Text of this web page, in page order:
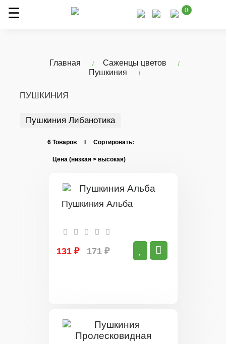
0
Главная
Саженцы цветов
Пушкиния
ПУШКИНИЯ
Пушкиния Либанотика
6 Товаров I Сортировать:
Пушкиния Альба
131 ₽ 171 ₽